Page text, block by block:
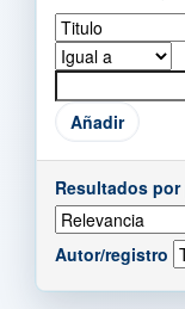
Resultados por
Autor/registro